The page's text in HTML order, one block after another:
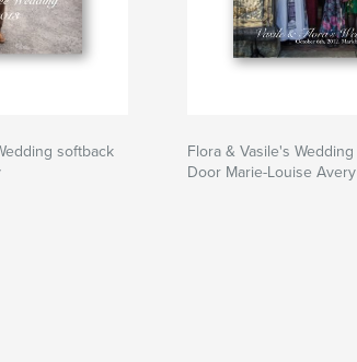
softback
Flora & Vasile's Wedding
Door Marie-Louise Avery